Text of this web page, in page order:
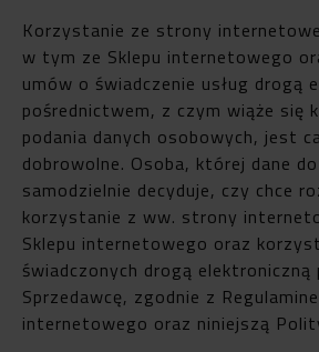
Korzystanie ze strony
w tym ze Sklepu internetowego
umów o świadczenie usług drogą
pośrednictwem, z czym wiąże się
podania danych osobowych, jest
dobrowolne. Osoba, której dane
samodzielnie decyduje, czy chce
korzystanie z ww. strony
Sklepu internetowego oraz
świadczonych drogą elektroniczną
Sprzedawcę, zgodnie z
internetowego oraz niniejszą